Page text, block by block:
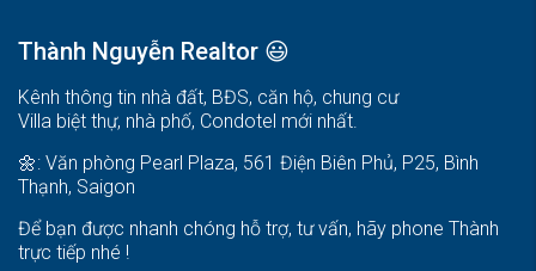
Thành Nguyễn Realtor 😃
Kênh thông tin nhà đất, BĐS, căn hộ, chung cư
Villa biệt thự, nhà phố, Condotel mới nhất.
🌼: Văn phòng Pearl Plaza, 561 Điện Biên Phủ, P25, Bình
Thạnh, Saigon
Để bạn được nhanh chóng hỗ trợ, tư vấn, hãy phone Thành
trực tiếp nhé !